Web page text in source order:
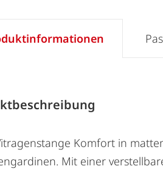
Komfort in
Mit einer